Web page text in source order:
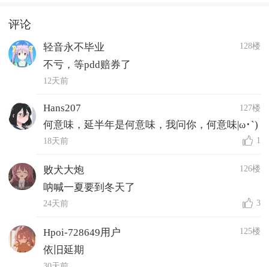
评论
轻音永不毕业 128楼
不亏，等pdd赔券了
12天前
Hans207 127楼
何意味，延半年是何意味，我问你，何意味|ω･`)
18天前 1
败犬大炮 126楼
呐喊一夏要到冬天了
24天前 3
Hpoi-728649用户 125楼
依旧延期